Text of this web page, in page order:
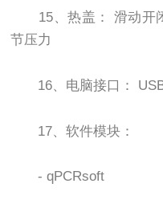
15、热盖： 滑动开
节压力
16、电脑接口：
17、软件模块：
- qPCRsoft